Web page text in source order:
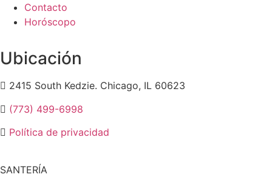
Contacto
Horóscopo
Ubicación
2415 South Kedzie. Chicago, IL 60623
(773) 499-6998
Política de privacidad
SANTERÍA